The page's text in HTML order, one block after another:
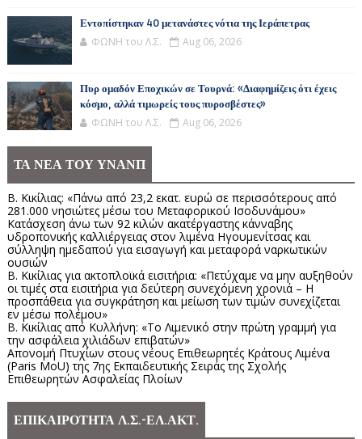
Εντοπίστηκαν 40 μετανάστες νότια της Ιεράπετρας
ΦΩΝΗ του Λ.Σ. Aug 06, 2026
Πυρ ομαδόν Εποχικών σε Τουρνά: «Διαφημίζεις ότι έχεις
κόσμο, αλλά τιμωρείς τους πυροσβέστες»
ΦΩΝΗ του Λ.Σ. Aug 06, 2026
ΤΑ ΝΕΑ ΤΟΥ ΥΝΑΝΠ
Β. Κικίλιας: «Πάνω από 23,2 εκατ. ευρώ σε περισσότερους από
281.000 νησιώτες μέσω του Μεταφορικού Ισοδυνάμου»
Κατάσχεση άνω των 92 κιλών ακατέργαστης κάνναβης
υδροπονικής καλλιέργειας στον λιμένα Ηγουμενίτσας και
σύλληψη ημεδαπού για εισαγωγή και μεταφορά ναρκωτικών
ουσιών
Β. Κικίλιας για ακτοπλοϊκά εισιτήρια: «Πετύχαμε να μην αυξηθούν
οι τιμές στα εισιτήρια για δεύτερη συνεχόμενη χρονιά – Η
προσπάθεια για συγκράτηση και μείωση των τιμών συνεχίζεται
εν μέσω πολέμου»
Β. Κικίλιας από Κυλλήνη: «Το Λιμενικό στην πρώτη γραμμή για
την ασφάλεια χιλιάδων επιβατών»
Απονομή Πτυχίων στους νέους Επιθεωρητές Κράτους Λιμένα
(Paris MoU) της 7ης Εκπαιδευτικής Σειράς της Σχολής
Επιθεωρητών Ασφαλείας Πλοίων
ΕΠΙΚΑΙΡΟΤΗΤΑ Λ.Σ.-ΕΛ.ΑΚΤ.